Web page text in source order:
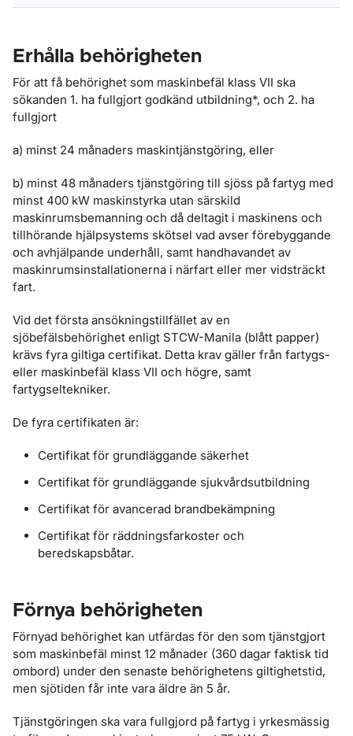
Erhålla behörigheten
För att få behörighet som maskinbefäl klass VII ska
sökanden 1. ha fullgjort godkänd utbildning*, och 2. ha
fullgjort
a) minst 24 månaders maskintjänstgöring, eller
b) minst 48 månaders tjänstgöring till sjöss på fartyg med
minst 400 kW maskinstyrka utan särskild
maskinrumsbemanning och då deltagit i maskinens och
tillhörande hjälpsystems skötsel vad avser förebyggande
och avhjälpande underhåll, samt handhavandet av
maskinrumsinstallationerna i närfart eller mer vidsträckt
fart.
Vid det första ansökningstillfället av en
sjöbefälsbehörighet enligt STCW-Manila (blått papper)
krävs fyra giltiga certifikat. Detta krav gäller från fartygs-
eller maskinbefäl klass VII och högre, samt
fartygseltekniker.
De fyra certifikaten är:
Certifikat för grundläggande säkerhet
Certifikat för grundläggande sjukvårdsutbildning
Certifikat för avancerad brandbekämpning
Certifikat för räddningsfarkoster och
beredskapsbåtar.
Förnya behörigheten
Förnyad behörighet kan utfärdas för den som tjänstgjort
som maskinbefäl minst 12 månader (360 dagar faktisk tid
ombord) under den senaste behörighetens giltighetstid,
men sjötiden får inte vara äldre än 5 år.
Tjänstgöringen ska vara fullgjord på fartyg i yrkesmässig